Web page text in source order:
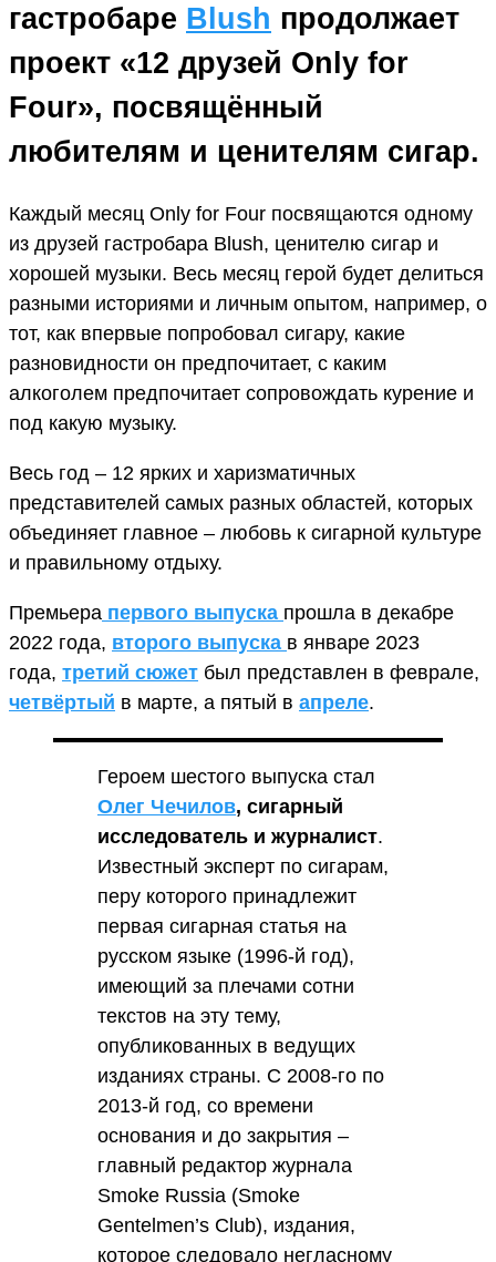
гастробаре Blush продолжает
проект «12 друзей Only for
Four», посвящённый
любителям и ценителям сигар.
Каждый месяц Only for Four посвящаются одному
из друзей гастробара Blush, ценителю сигар и
хорошей музыки. Весь месяц герой будет делиться
разными историями и личным опытом, например, о
тот, как впервые попробовал сигару, какие
разновидности он предпочитает, с каким
алкоголем предпочитает сопровождать курение и
под какую музыку.
Весь год – 12 ярких и харизматичных
представителей самых разных областей, которых
объединяет главное – любовь к сигарной культуре
и правильному отдыху.
Премьера первого выпуска прошла в декабре
2022 года, второго выпуска в январе 2023
года, третий сюжет был представлен в феврале,
четвёртый в марте, а пятый в апреле.
Героем шестого выпуска стал
Олег Чечилов, сигарный
исследователь и журналист.
Известный эксперт по сигарам,
перу которого принадлежит
первая сигарная статья на
русском языке (1996-й год),
имеющий за плечами сотни
текстов на эту тему,
опубликованных в ведущих
изданиях страны. С 2008-го по
2013-й год, со времени
основания и до закрытия –
главный редактор журнала
Smoke Russia (Smoke
Gentelmen’s Club), издания,
которое следовало негласному